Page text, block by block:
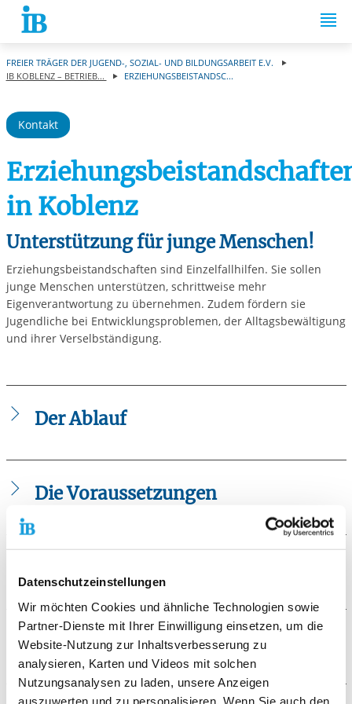
Datenschutzeinstellungen
Wir möchten Cookies und ähnliche Technologien sowie
Partner-Dienste mit Ihrer Einwilligung einsetzen, um die
Website-Nutzung zur Inhaltsverbesserung zu
analysieren, Karten und Videos mit solchen
Nutzungsanalysen zu laden, unsere Anzeigen
auszuwerten und zu personalisieren. Wenn Sie auch den
Springe zum Inhalt
FREIER TRÄGER DER JUGEND-, SOZIAL- UND BILDUNGSARBEIT E.V.
IB KOBLENZ – BETRIEB...
ERZIEHUNGSBEISTANDSC...
Kontakt
in Koblenz
Unterstützung für junge Menschen!
Erziehungsbeistandschaften sind Einzelfallhilfen. Sie sollen
junge Menschen unterstützen, schrittweise mehr
Eigenverantwortung zu übernehmen. Zudem fördern sie
Jugendliche bei Entwicklungsproblemen, der Alltagsbewältigung
und ihrer Verselbständigung.
Der Ablauf
Strukturierung des Tagesablauf
Auf- und Ausbau tragfähiger Außenkontakte
Motivationsaufbau und Unterstützung im schulischen
Verbesserung der Kommunikations- und
Beratung im Umgang mit Geld
Krisenintervention
Das Team:
Sozialpädagoginnen und Sozialpädagogen mit
Qualifikationen und Erfahrungen in systemischer
Die Voraussetzungen
Hilfen zur Erziehung plant und gewährt das Jugendamt.
Gesetzliche Grundlage: SGB VIII (Kinder- und
Jugendliche und junge Erwachsene in schwierigen
Lebensphase.
Die Ziele des Angebots
Stärkung des Selbstwertgefühls
Aktivierung der Selbsthilfepotentiale unter